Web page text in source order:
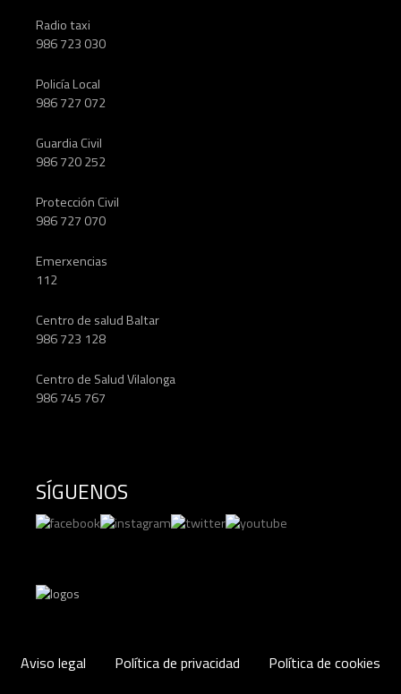
Radio taxi
986 723 030
Policía Local
986 727 072
Guardia Civil
986 720 252
Protección Civil
986 727 070
Emerxencias
112
Centro de salud Baltar
986 723 128
Centro de Salud Vilalonga
986 745 767
SÍGUENOS
Aviso legal Política de privacidad
Política de cookies